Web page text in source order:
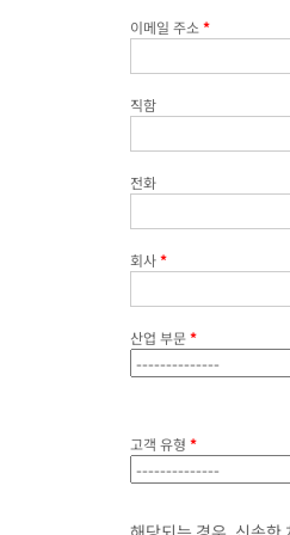
이메일 주소 *
직함
전화
회사*
산업 부문*
고객 유형 *